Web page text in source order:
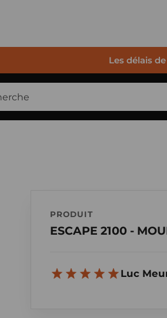
Les délais
PRODUIT
ESCAPE 2100 -
Luc